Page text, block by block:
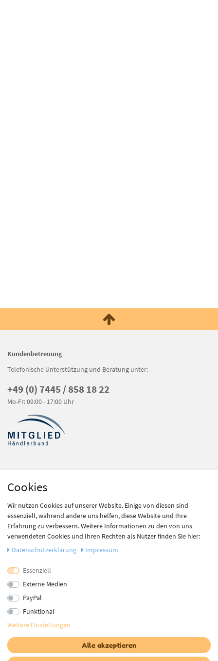
Kundenbetreuung
Telefonische Unterstützung und Beratung unter:
+49 (0) 7445 / 858 18 22
Mo-Fr: 09:00 - 17:00 Uhr
Shop Service
Zahlung und Versand
Widerrufsrecht
Batteriegesetz
Newsletter
Datenschutz
Impressum
Newsletter
Cookies
Wir nutzen Cookies auf unserer Website. Einige von diesen sind
essenziell, während andere uns helfen, diese Website und Ihre
Erfahrung zu verbessern. Weitere Informationen zu den von uns
verwendeten Cookies und Ihren Rechten als Nutzer finden Sie hier:
Daten­schutz­erklärung
Impressum
Essenziell
Externe Medien
PayPal
Funktional
Weitere Einstellungen
Alle akzeptieren